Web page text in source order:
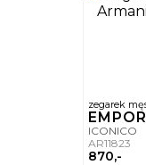
zegarek
ICONICO
AR11823
870,-